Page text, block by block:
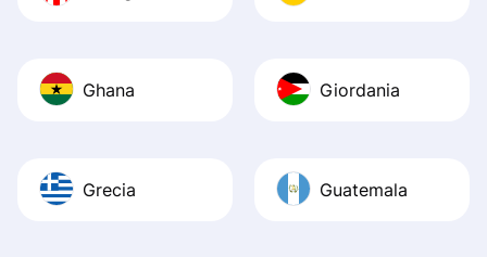
Ghana Giordania
Grecia Guatemala